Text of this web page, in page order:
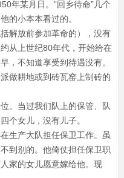
年某月日。“回乡待命”几个
的小本本看过的。
解放前参加革命的），没有
从上世纪80年代，开始给在
，不知道享受到待遇没有。
做耕地或到砖瓦窑上制砖的
。当过我们队上的保管、队
个女儿，没有儿子。
生产大队担任保卫工作。虽
到别的。他倚仗担任保卫职
家的女儿愿意嫁给他。现